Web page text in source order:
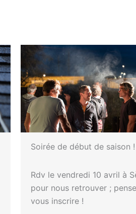
Soirée de début de saison !
Rdv le vendredi 10 avril à
pour nous retrouver ;
vous inscrire !